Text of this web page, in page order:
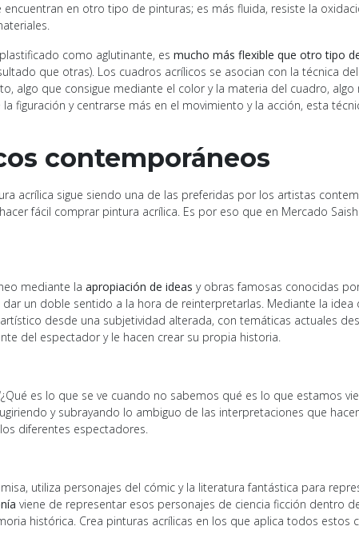
en otro tipo de pinturas; es más fluida, resiste la
como aglutinante, es mucho más flexible que otro tipo
que otras). Los cuadros acrílicos se asocian con la técnica del
algo que consigue mediante el color y la materia del cuadro, algo
figuración y centrarse más en el movimiento y la acción, esta
contemporáneos
acrílica sigue siendo una de las preferidas por los artistas
fácil comprar pintura acrílica. Es por eso que en Mercado
mediante la apropiación de ideas y obras famosas conocidas
un doble sentido a la hora de reinterpretarlas. Mediante la idea
desde una subjetividad alterada, con temáticas actuales
del espectador y le hacen crear su propia historia.
es lo que se ve cuando no sabemos qué es lo que estamos
y subrayando lo ambiguo de las interpretaciones que
diferentes espectadores.
utiliza personajes del cómic y la literatura fantástica para
viene de representar esos personajes de ciencia ficción dentro
histórica. Crea pinturas acrílicas en los que aplica todos estos